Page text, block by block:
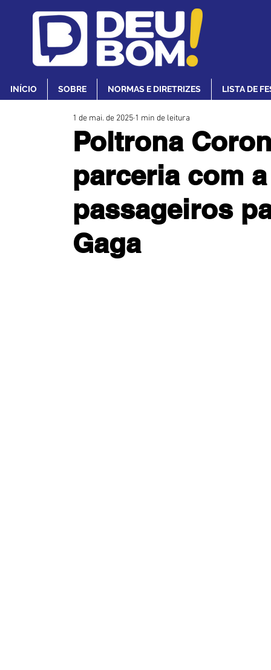
INÍCIO SOBRE NORMAS E DIRETRIZES LISTA DE
Poltrona
parceria com
passageiros
Gaga
1 de mai. de 2025 1 min de leitura